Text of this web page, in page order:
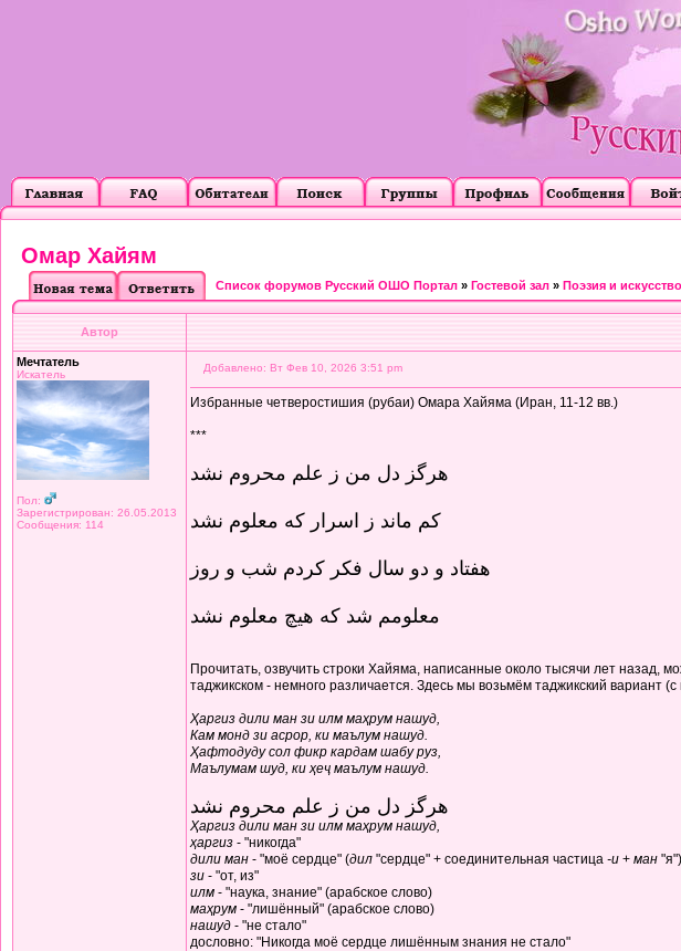
Омар Хайям
Список форумов Русский ОШО Портал » Гостевой зал » Поэзия и
Автор
Мечтатель
Искатель
Пол:
Зарегистрирован: 26.05.2013
Сообщения: 114
Добавлено: Вт Фев 10, 2026 3:51 pm
Избранные четверостишия (рубаи) Омара Хайяма (Иран, 11-12 вв.)
***
هرگز دل من ز علم محروم نشد
کم ماند ز اسرار که معلوم نشد
هفتاد و دو سال فکر کردم شب و روز
معلومم شد که هیچ معلوم نشد
Прочитать, озвучить строки Хайяма, написанные около тысячи лет назад,
таджикском - немного различается. Здесь мы возьмём таджикский вариант
Ҳаргиз дили ман зи илм маҳрум нашуд,
Кам монд зи асрор, ки маълум нашуд.
Ҳафтодуду сол фикр кардам шабу руз,
Маълумам шуд, ки ҳеҷ маълум нашуд.
هرگز دل من ز علم محروم نشد
Ҳаргиз дили ман зи илм маҳрум нашуд,
ҳаргиз - "никогда"
дили ман - "моё сердце" (дил "сердце" + соединительная частица -и + ман "я")
зи - "от, из"
илм - "наука, знание" (арабское слово)
маҳрум - "лишённый" (арабское слово)
нашуд - "не стало"
дословно: "Никогда моё сердце лишённым знания не стало"